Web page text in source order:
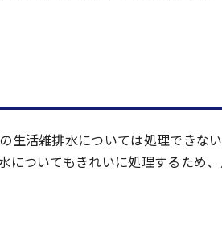
生活雑排水については処理できな
ついてもきれいに処理するため